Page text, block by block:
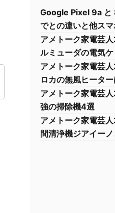
Google Pixel 9a と
でとの違いと他ス
アメトーク家電芸
ルミューダの電気ケ
アメトーク家電芸
ロカの無風ヒーター
アメトーク家電芸
強の掃除機4選
アメトーク家電芸
間清浄機ジアイーノ